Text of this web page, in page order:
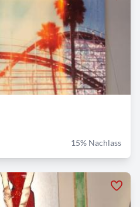
15% Nachlass